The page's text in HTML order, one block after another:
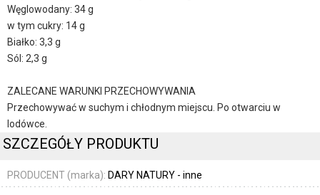
Węglowodany: 34 g
w tym cukry: 14 g
Białko: 3,3 g
Sól: 2,3 g
ZALECANE WARUNKI PRZECHOWYWANIA
Przechowywać w suchym i chłodnym miejscu. Po otwarciu w
lodówce.
SZCZEGÓŁY PRODUKTU
PRODUCENT (marka): DARY NATURY - inne